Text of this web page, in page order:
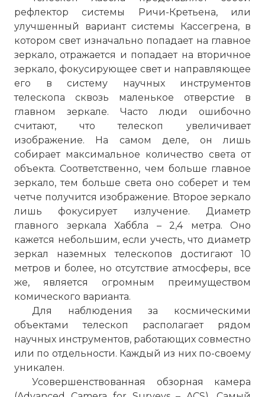
рефлектор системы Ричи-Кретьена, или
улучшенный вариант системы Кассегрена, в
котором свет изначально попадает на главное
зеркало, отражается и попадает на вторичное
зеркало, фокусирующее свет и направляющее
его в систему научных инструментов
телескопа сквозь маленькое отверстие в
главном зеркале. Часто люди ошибочно
считают, что телескоп увеличивает
изображение. На самом деле, он лишь
собирает максимальное количество света от
объекта. Соответственно, чем больше главное
зеркало, тем больше света оно соберет и тем
четче получится изображение. Второе зеркало
лишь фокусирует излучение. Диаметр
главного зеркала Хаббла – 2,4 метра. Оно
кажется небольшим, если учесть, что диаметр
зеркал наземных телескопов достигают 10
метров и более, но отсутствие атмосферы, все
же, является огромным преимуществом
комического варианта.
Для наблюдения за космическими
объектами телескоп располагает рядом
научных инструментов, работающих совместно
или по отдельности. Каждый из них по-своему
уникален.
Усовершенствованная обзорная камера